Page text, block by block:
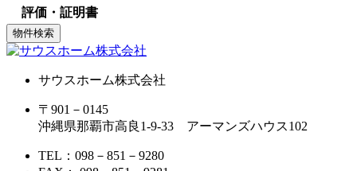
評価・証明書
サウスホーム株式会社
〒901－0145
沖縄県那覇市高良1-9-33 アーマンズハウス102
TEL：098－851－9280